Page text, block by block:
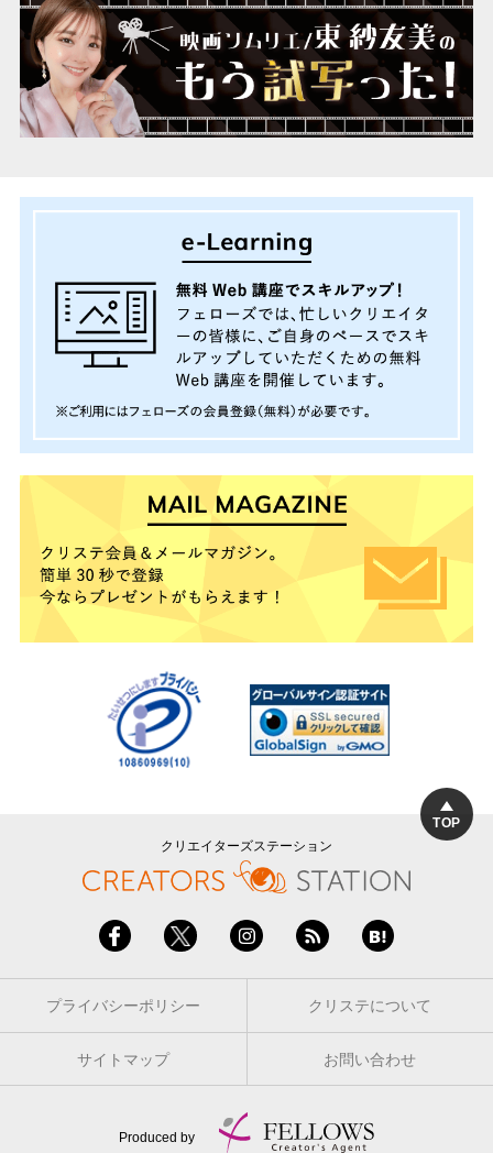
TOP
クリエイターズステーション
プライバシーポリシー クリステについて
サイトマップ お問い合わせ
Produced by